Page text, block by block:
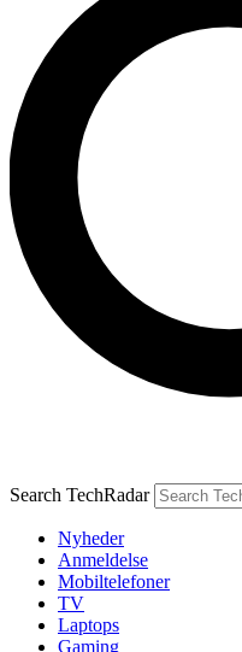
Search TechRadar
Nyheder
Anmeldelse
Mobiltelefoner
TV
Laptops
Gaming